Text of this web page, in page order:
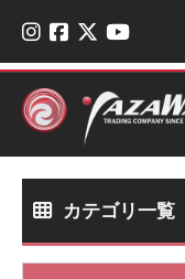
カテゴリ一覧